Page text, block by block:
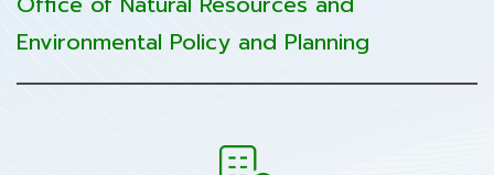
Environmental Policy and Planning